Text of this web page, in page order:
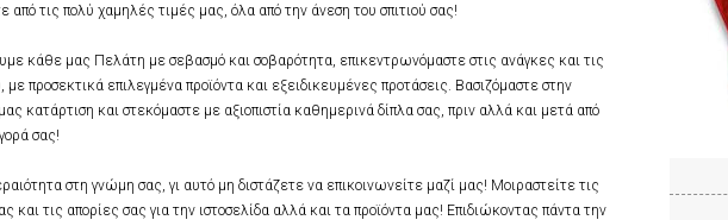
τις πολύ χαμηλές τιμές μας, όλα από την άνεση του σπιτιού σας!
κάθε μας Πελάτη με σεβασμό και σοβαρότητα, επικεντρωνόμαστε στις ανάγκες και τις
με προσεκτικά επιλεγμένα προϊόντα και εξειδικευμένες προτάσεις. Βασιζόμαστε στην
κατάρτιση και στεκόμαστε με αξιοπιστία καθημερινά δίπλα σας, πριν αλλά και μετά από
σας!
στη γνώμη σας, γι αυτό μη διστάζετε να επικοινωνείτε μαζί μας! Μοιραστείτε τις
και τις απορίες σας για την ιστοσελίδα αλλά και τα προϊόντα μας! Επιδιώκοντας πάντα την